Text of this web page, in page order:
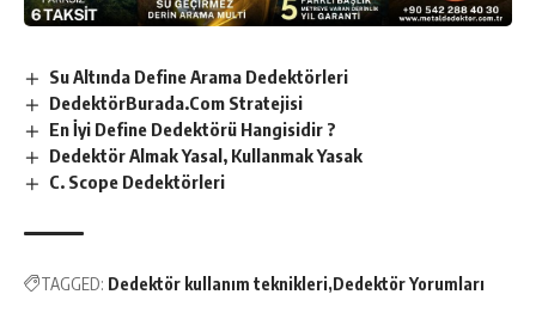
Su Altında Define Arama Dedektörleri
DedektörBurada.Com Stratejisi
En İyi Define Dedektörü Hangisidir ?
Dedektör Almak Yasal, Kullanmak Yasak
C. Scope Dedektörleri
TAGGED: Dedektör kullanım teknikleri Dedektör Yorumları